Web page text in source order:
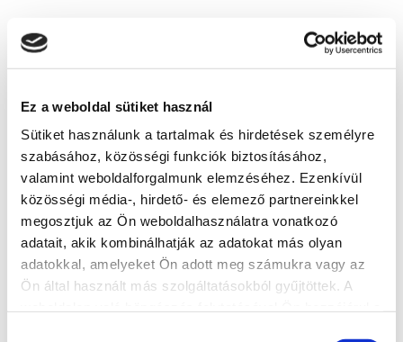
Ez a weboldal sütiket használ
Sütiket használunk a tartalmak és hirdetések személyre
szabásához, közösségi funkciók biztosításához,
valamint weboldalforgalmunk elemzéséhez. Ezenkívül
közösségi média-, hirdető- és elemező partnereinkkel
megosztjuk az Ön weboldalhasználatra vonatkozó
adatait, akik kombinálhatják az adatokat más olyan
adatokkal, amelyeket Ön adott meg számukra vagy az
Ön által használt más szolgáltatásokból gyűjtöttek. A
was zum aktiven Ausruhen und zum Relaxen wichtig ist:
Wellness
0-24 Rezeption
+36 84 312 546
Addresse
8600 Siófok, Fő utca
Webseite